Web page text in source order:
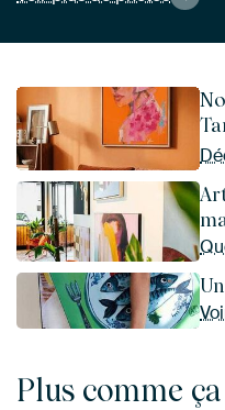
Plus comme ça